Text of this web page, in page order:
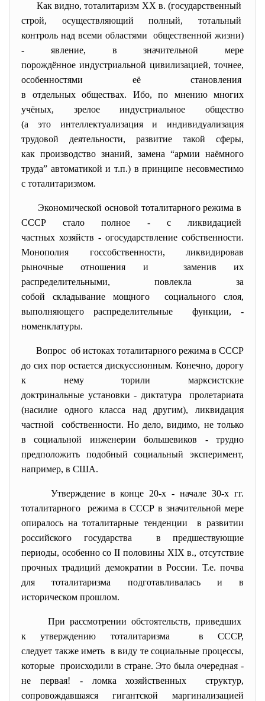
Как видно, тоталитаризм XX в. (государственный
строй, осуществляющий полный, тотальный
контроль над всеми областями общественной жизни)
- явление, в значительной мере
порождённое индустриальной цивилизацией, точнее,
особенностями её становления
в отдельных обществах. Ибо, по мнению многих
учёных, зрелое индустриальное общество
(а это интеллектуализация и индивидуализация
трудовой деятельности, развитие такой сферы,
как производство знаний, замена “армии наёмного
труда” автоматикой и т.п.) в принципе несовместимо
с тоталитаризмом.
Экономической основой тоталитарного режима в
СССР стало полное - с ликвидацией
частных хозяйств - огосударствление собственности.
Монополия госсобственности, ликвидировав
рыночные отношения и заменив их
распределительными, повлекла за
собой складывание мощного социального слоя,
выполняющего распределительные функции, -
номенклатуры.
Вопрос об истоках тоталитарного режима в СССР
до сих пор остается дискуссионным. Конечно, дорогу
к нему торили марксистские
доктринальные установки - диктатура пролетариата
(насилие одного класса над другим), ликвидация
частной собственности. Но дело, видимо, не только
в социальной инженерии большевиков - трудно
предположить подобный социальный эксперимент,
например, в США.
Утверждение в конце 20-х - начале 30-х гг.
тоталитарного режима в СССР в значительной мере
опиралось на тоталитарные тенденции в развитии
российского государства в предшествующие
периоды, особенно со II половины XIX в., отсутствие
прочных традиций демократии в России. Т.е. почва
для тоталитаризма подготавливалась и в
историческом прошлом.
При рассмотрении обстоятельств, приведших
к утверждению тоталитаризма в СССР,
следует также иметь в виду те социальные процессы,
которые происходили в стране. Это была очередная -
не первая! - ломка хозяйственных структур,
сопровождавшаяся гигантской маргинализацией